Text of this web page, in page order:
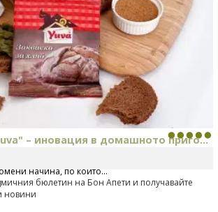
– иновация в домашното приго...
стартира предлагането на изцяло нов
начина, по който...
бюлетин на Бон Апети и получавайте
новини